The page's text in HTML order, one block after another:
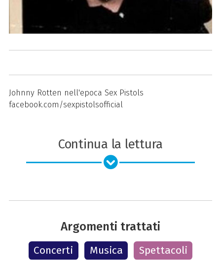
Johnny Rotten nell'epoca Sex Pistols
facebook.com/sexpistolsofficial
Continua la lettura
Argomenti trattati
Concerti Musica Spettacoli